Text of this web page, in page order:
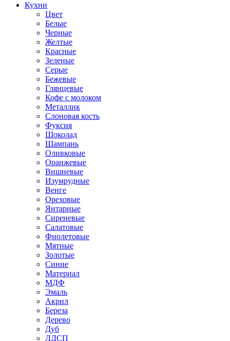
Кухни
Цвет
Белые
Черные
Желтые
Красные
Зеленые
Серые
Бежевые
Глянцевые
Кофе с молоком
Металлик
Слоновая кость
Фуксия
Шоколад
Шампань
Оливковые
Оранжевые
Вишневые
Изумрудные
Венге
Ореховые
Янтарные
Сиреневые
Салатовые
Фиолетовые
Мятные
Золотые
Синие
Материал
МДФ
Эмаль
Акрил
Береза
Дерево
Дуб
ЛДСП